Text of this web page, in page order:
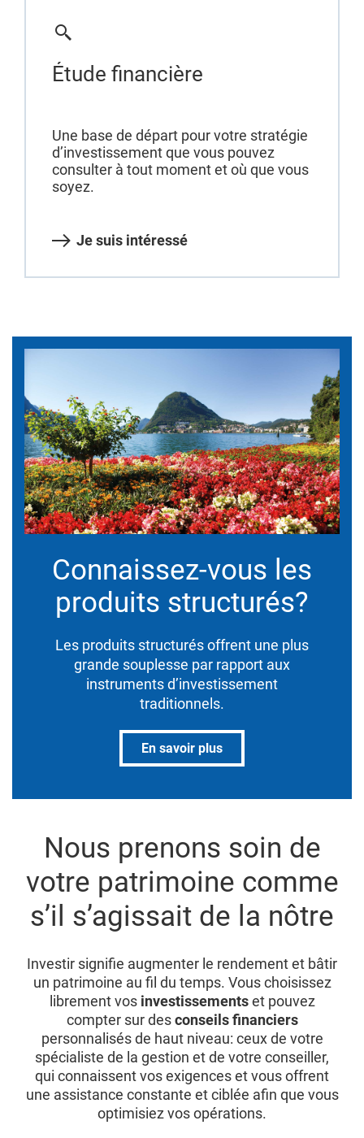
Étude financière
Une base de départ pour votre stratégie
d’investissement que vous pouvez
consulter à tout moment et où que vous
soyez.
Je suis intéressé
Connaissez-vous les
produits structurés?
Les produits structurés offrent une plus
grande souplesse par rapport aux
instruments d’investissement
traditionnels.
En savoir plus
Nous prenons soin de
votre patrimoine comme
s’il s’agissait de la nôtre
Investir signifie augmenter le rendement et bâtir
un patrimoine au fil du temps. Vous choisissez
librement vos investissementset pouvez
compter sur desconseils financiers
personnalisés de haut niveau: ceux de votre
spécialiste de la gestion et de votre conseiller,
qui connaissent vos exigences et vous offrent
une assistance constante et ciblée afin que vous
optimisiez vos opérations.